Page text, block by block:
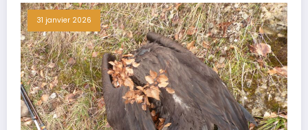
31 janvier 2026